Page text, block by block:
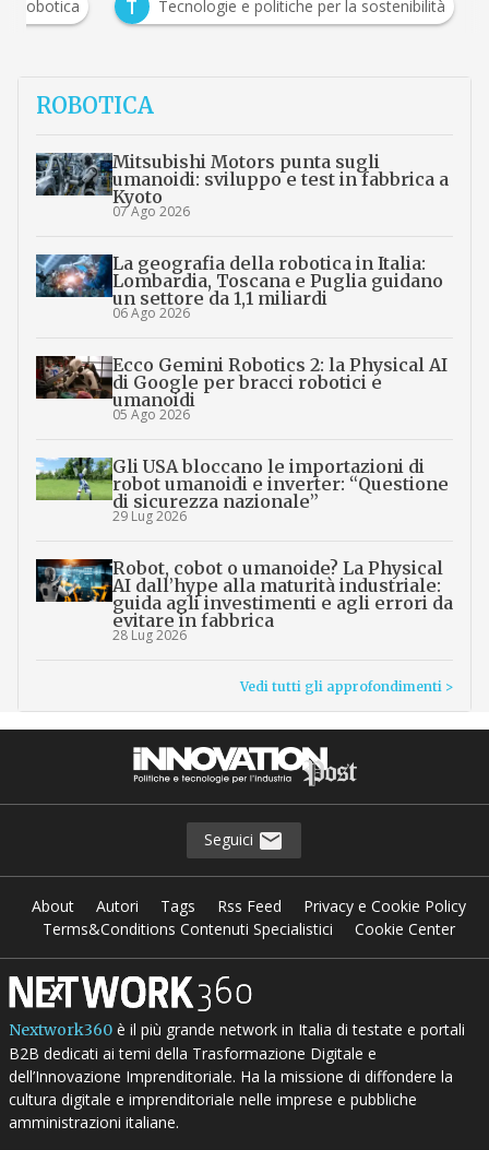
R Robotica T
Tecnologie e politiche per la
ROBOTICA
Mitsubishi Motors punta sugli
umanoidi: sviluppo e test in fabbrica a
Kyoto
07 Ago 2026
La geografia della robotica in Italia:
Lombardia, Toscana e Puglia guidano
un settore da 1,1 miliardi
06 Ago 2026
Ecco Gemini Robotics 2: la Physical AI
di Google per bracci robotici e
umanoidi
05 Ago 2026
Gli USA bloccano le importazioni di
robot umanoidi e inverter: “Questione
di sicurezza nazionale”
29 Lug 2026
Robot, cobot o umanoide? La Physical
AI dall’hype alla maturità industriale:
guida agli investimenti e agli errori da
evitare in fabbrica
28 Lug 2026
Vedi tutti gli approfondimenti >
Seguici
About Autori Tags Rss Feed
Privacy e Cookie Policy
Terms&Conditions Contenuti Specialistici
Cookie Center
Nextwork360è il più grande network in Italia di testate e portali
B2B dedicati ai temi della Trasformazione Digitale e
dell’Innovazione Imprenditoriale. Ha la missione di diffondere la
cultura digitale e imprenditoriale nelle imprese e pubbliche
amministrazioni italiane.